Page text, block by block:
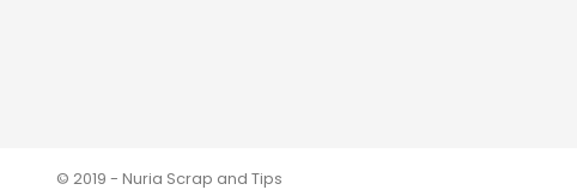
© 2019 - Nuria Scrap and Tips